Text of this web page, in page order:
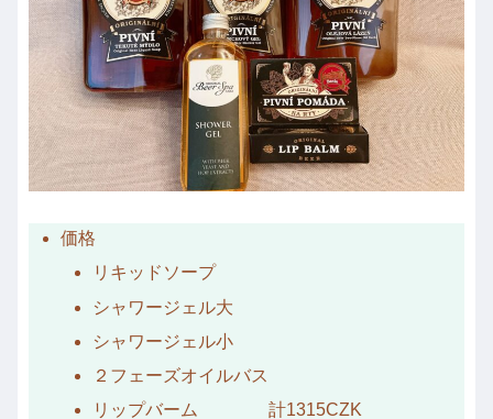
価格
リキッドソープ
シャワージェル大
シャワージェル小
２フェーズオイルバス
リップバーム 計1315CZK